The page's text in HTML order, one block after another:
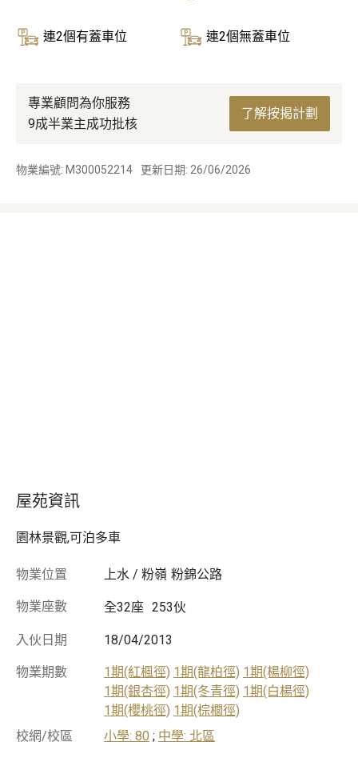
連2個有蓋車位 連2個無蓋車位
專業顧問為你服務
9成半業主成功批核
了解按揭計劃
物業編號: M300052214 更新日期: 26/06/2026
屋苑資訊
園林景觀,可泊多車
物業位置 上水 / 粉嶺 粉錦公路
物業座數 全32座 253伙
入伙日期 18/04/2013
物業期數 1期(紅楓徑) 1期(龍柏徑) 1期(楊柳徑)
1期(銀杏徑) 1期(冬青徑) 1期(白楊徑)
1期(櫻桃徑) 1期(棕櫚徑)
校網/校區
小學: 80 ; 中學: 北區